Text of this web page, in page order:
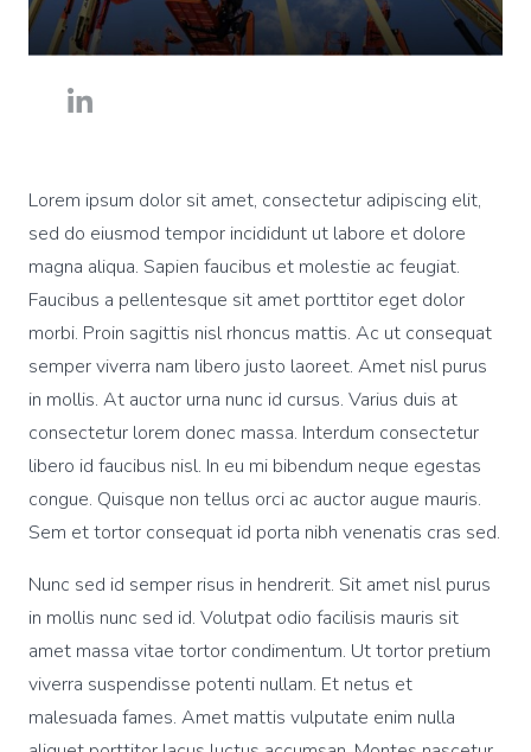
Lorem ipsum dolor sit amet, consectetur adipiscing elit,
sed do eiusmod tempor incididunt ut labore et dolore
magna aliqua. Sapien faucibus et molestie ac feugiat.
Faucibus a pellentesque sit amet porttitor eget dolor
morbi. Proin sagittis nisl rhoncus mattis. Ac ut consequat
semper viverra nam libero justo laoreet. Amet nisl purus
in mollis. At auctor urna nunc id cursus. Varius duis at
consectetur lorem donec massa. Interdum consectetur
libero id faucibus nisl. In eu mi bibendum neque egestas
congue. Quisque non tellus orci ac auctor augue mauris.
Sem et tortor consequat id porta nibh venenatis cras sed.
Nunc sed id semper risus in hendrerit. Sit amet nisl purus
in mollis nunc sed id. Volutpat odio facilisis mauris sit
amet massa vitae tortor condimentum. Ut tortor pretium
viverra suspendisse potenti nullam. Et netus et
malesuada fames. Amet mattis vulputate enim nulla